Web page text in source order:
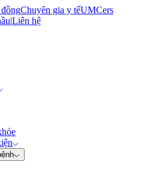
Chuyên gia y tếUMCers
|Liên hệ